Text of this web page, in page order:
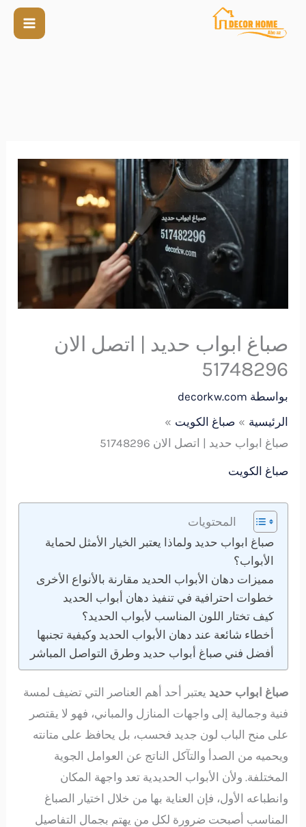
صباغ ابواب حديد | اتصل الان
51748296
بواسطة decorkw.com
الرئيسية
صباغ الكويت
صباغ ابواب حديد | اتصل الان 51748296
صباغ الكويت
المحتويات
صباغ ابواب حديد ولماذا يعتبر الخيار الأمثل لحماية
الأبواب؟
مميزات دهان الأبواب الحديد مقارنة بالأنواع الأخرى
خطوات احترافية في تنفيذ دهان أبواب الحديد
كيف تختار اللون المناسب لأبواب الحديد؟
أخطاء شائعة عند دهان الأبواب الحديد وكيفية تجنبها
أفضل فني صباغ أبواب حديد وطرق التواصل المباشر
صباغ ابواب حديد يعتبر أحد أهم العناصر التي تضيف لمسة
فنية وجمالية إلى واجهات المنازل والمباني، فهو لا يقتصر
على منح الباب لون جديد فحسب، بل يحافظ على متانته
ويحميه من الصدأ والتآكل الناتج عن العوامل الجوية
المختلفة. ولأن الأبواب الحديدية تعد واجهة المكان
وانطباعه الأول، فإن العناية بها من خلال اختيار الصباغ
المناسب أصبحت ضرورة لكل من يهتم بجمال التفاصيل